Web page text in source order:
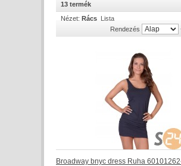
13 termék
Nézet: Rács Lista
Rendezés
Broadway bnyc dress Ruha